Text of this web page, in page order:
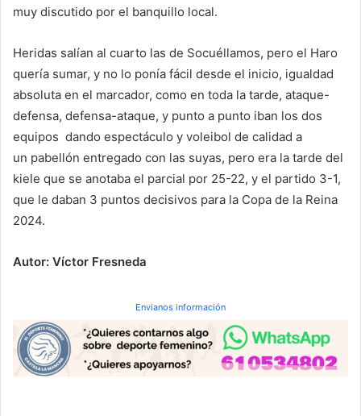
muy discutido por el banquillo local.
Heridas salían al cuarto las de Socuéllamos, pero el Haro
quería sumar, y no lo ponía fácil desde el inicio, igualdad
absoluta en el marcador, como en toda la tarde, ataque-
defensa, defensa-ataque, y punto a punto iban los dos
equipos dando espectáculo y voleibol de calidad a
un pabellón entregado con las suyas, pero era la tarde del
kiele que se anotaba el parcial por 25-22, y el partido 3-1,
que le daban 3 puntos decisivos para la Copa de la Reina
2024.
Autor: Víctor Fresneda
Envianos información